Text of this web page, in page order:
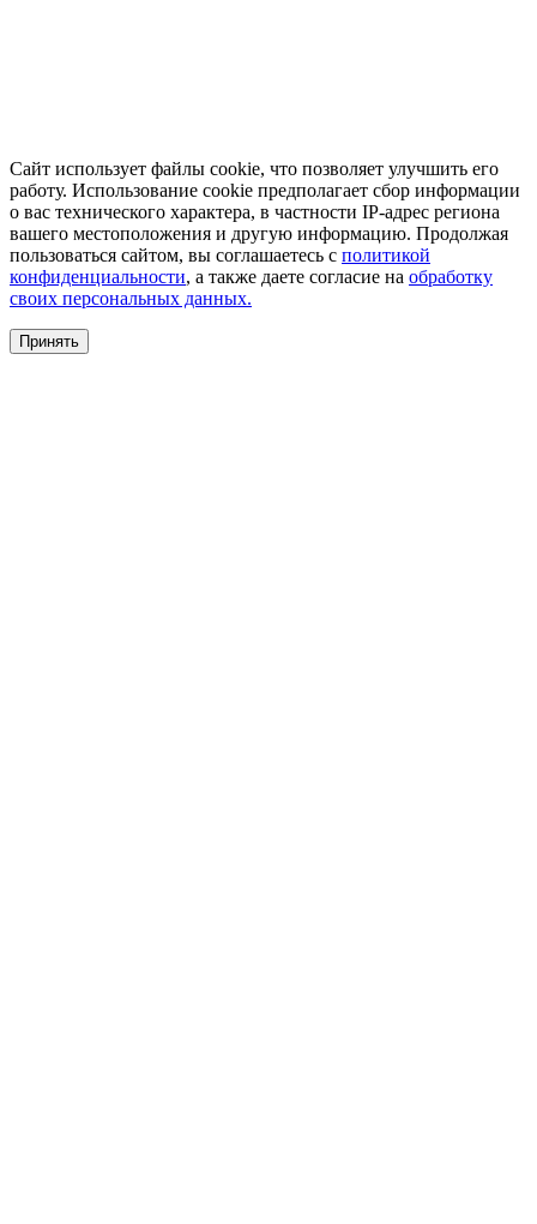
Сайт использует файлы cookie, что позволяет улучшить его
работу. Использование cookie предполагает сбор информации
о вас технического характера, в частности IP-адрес региона
вашего местоположения и другую информацию. Продолжая
пользоваться сайтом, вы соглашаетесь с политикой
конфиденциальности, а также даете согласие на обработку
своих персональных данных.
Принять